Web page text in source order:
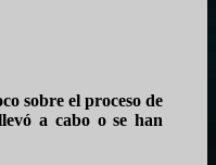
sobre el proceso de
a cabo o se han